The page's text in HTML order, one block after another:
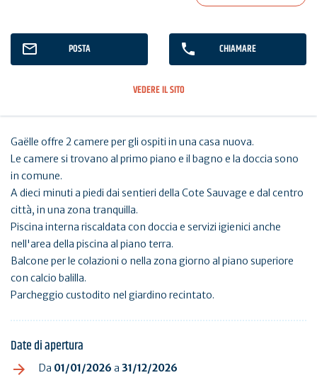
POSTA CHIAMARE
VEDERE IL SITO
Gaëlle offre 2 camere per gli ospiti in una casa nuova.
Le camere si trovano al primo piano e il bagno e la doccia sono
in comune.
A dieci minuti a piedi dai sentieri della Cote Sauvage e dal centro
città, in una zona tranquilla.
Piscina interna riscaldata con doccia e servizi igienici anche
nell'area della piscina al piano terra.
Balcone per le colazioni o nella zona giorno al piano superiore
con calcio balilla.
Parcheggio custodito nel giardino recintato.
Date di apertura
Da 01/01/2026 a 31/12/2026